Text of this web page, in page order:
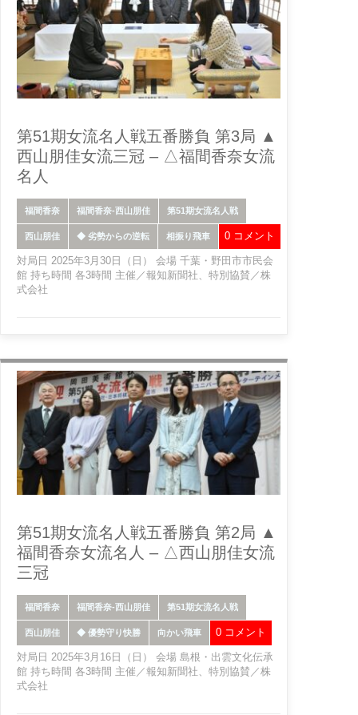
第51期女流名人戦五番勝負 第3局 ▲
西山朋佳女流三冠 – △福間香奈女流
名人
福間香奈 福間香奈-西山朋佳 第51期女流名人戦
西山朋佳 ◆ 劣勢からの逆転 相振り飛車 0 コメント
対局日 2025年3月30日（日） 会場 千葉・野田市市民会
館 持ち時間 各3時間 主催／報知新聞社、特別協賛／株
式会社
第51期女流名人戦五番勝負 第2局 ▲
福間香奈女流名人 – △西山朋佳女流
三冠
福間香奈 福間香奈-西山朋佳 第51期女流名人戦
西山朋佳 ◆ 優勢守り快勝 向かい飛車 0 コメント
対局日 2025年3月16日（日） 会場 島根・出雲文化伝承
館 持ち時間 各3時間 主催／報知新聞社、特別協賛／株
式会社